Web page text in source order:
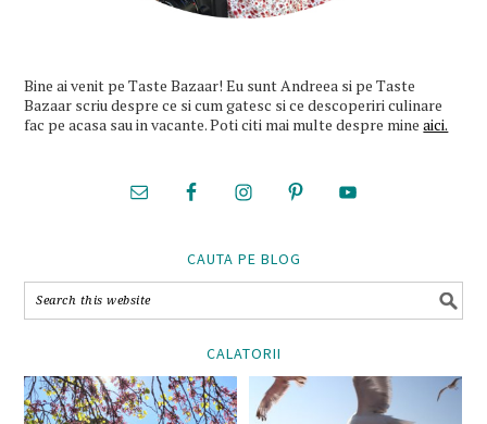
Bine ai venit pe Taste Bazaar! Eu sunt Andreea si pe Taste
Bazaar scriu despre ce si cum gatesc si ce descoperiri culinare
fac pe acasa sau in vacante. Poti citi mai multe despre mineaici.
CAUTA PE BLOG
CALATORII